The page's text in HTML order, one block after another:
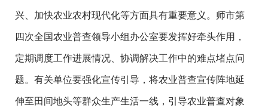
兴、加快农业农村现代化等方面具有重要意义。师市第
四次全国农业普查领导小组办公室要发挥好牵头作用，
定期调度工作进展情况、协调解决工作中的难点堵点问
题。有关单位要强化宣传引导，将农业普查宣传阵地延
伸至田间地头等群众生产生活一线，引导农业普查对象